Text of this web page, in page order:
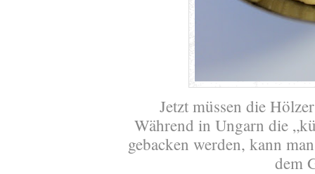
Jetzt müssen die
Während in Ungarn die
gebacken werden, kann
dem